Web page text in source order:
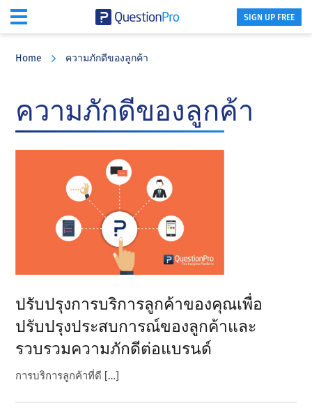
SIGN UP FREE
Home ความภักดีของลูกค้า
ความภักดีของลูกค้า
ปรับปรุงการบริการลูกค้าของคุณเพื่อ
ปรับปรุงประสบการณ์ของลูกค้าและ
รวบรวมความภักดีต่อแบรนด์
การบริการลูกค้าที่ดี […]